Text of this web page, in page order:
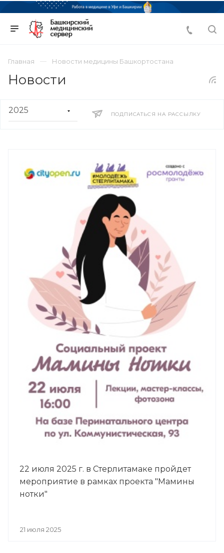
Главная Новости медицины Башкортостана
Новости
ПОДПИСАТЬСЯ НА РАССЫЛКУ
22 июля 2025 г. в Стерлитамаке пройдет
мероприятие в рамках проекта "Мамины
нотки"
21 июля 2025